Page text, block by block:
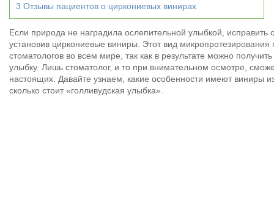
3 Отзывы пациентов о циркониевых винирах
Если природа не наградила ослепительной улыбкой, исправить
установив циркониевые виниры. Этот вид
стоматологов во всем мире, так как в результате можно
улыбку. Лишь стоматолог, и то при внимательном осмотре,
настоящих. Давайте узнаем, какие особенности имеют виниры
сколько стоит «голливудская улыбка».